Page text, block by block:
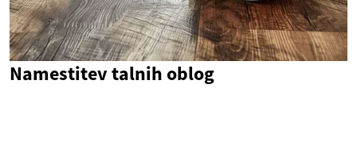
Namestitev talnih oblog